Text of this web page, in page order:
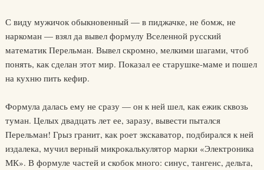
С виду мужичок обыкновенный — в пиджачке, не бомж, не
наркоман — взял да вывел формулу Вселенной русский
математик Перельман. Вывел скромно, мелкими шагами, чтоб
понять, как сделан этот мир. Показал ее старушке-маме и пошел
на кухню пить кефир.
Формула далась ему не сразу — он к ней шел, как ежик сквозь
туман. Целых двадцать лет ее, заразу, вывести пытался
Перельман! Грыз гранит, как роет экскаватор, подбирался к ней
издалека, мучил верный микрокалькулятор марки «Электроника
МК». В формуле частей и скобок много: синус, тангенс, дельта,